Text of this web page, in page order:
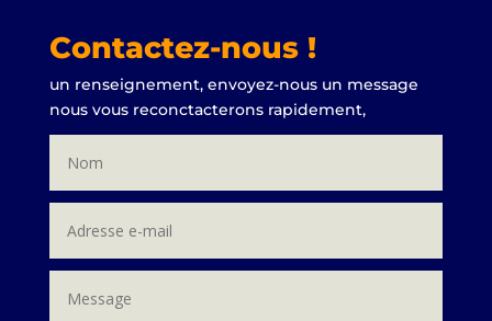
Contactez-nous !
un renseignement, envoyez-nous un message
nous vous reconctacterons rapidement,